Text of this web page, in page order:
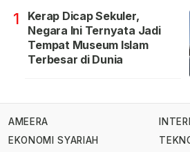
1
Kerap Dicap Sekuler,
Negara Ini Ternyata Jadi
Tempat Museum Islam
Terbesar di Dunia
AMEERA
EKONOMI SYARIAH